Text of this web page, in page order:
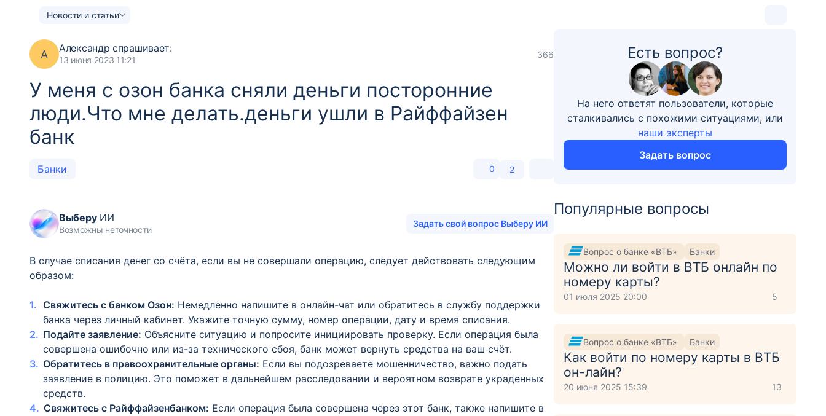
Новости и статьи
А Александр спрашивает:
13 июня 2023 11:21
366
У меня с озон банка сняли деньги посторонние
люди.Что мне делать.деньги ушли в Райффайзен
банк
Банки 0 2
ВыберуИИ
Возможны неточности
Задать свой вопрос Выберу ИИ
В случае списания денег со счёта, если вы не совершали операцию, следует действовать следующим
образом:
Свяжитесь с банком Озон: Немедленно напишите в онлайн-чат или обратитесь в службу поддержки
банка через личный кабинет. Укажите точную сумму, номер операции, дату и время списания.
Подайте заявление: Объясните ситуацию и попросите инициировать проверку. Если операция была
совершена ошибочно или из-за технического сбоя, банк может вернуть средства на ваш счёт.
Обратитесь в правоохранительные органы: Если вы подозреваете мошенничество, важно подать
заявление в полицию. Это поможет в дальнейшем расследовании и вероятном возврате украденных
средств.
Свяжитесь с Райффайзенбанком: Если операция была совершена через этот банк, также напишите в
Есть вопрос?
На него ответят пользователи, которые
сталкивались с похожими ситуациями, или
наши эксперты
Задать вопрос
Популярные вопросы
Вопрос о банке «ВТБ» Банки
Можно ли войти в ВТБ онлайн по
номеру карты?
01 июля 2025 20:00 5
Вопрос о банке «ВТБ» Банки
Как войти по номеру карты в ВТБ
он-лайн?
20 июня 2025 15:39 13